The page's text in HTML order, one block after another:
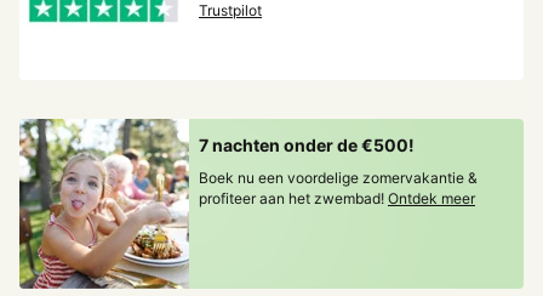
Trustpilot
7 nachten onder de €500!
Boek nu een voordelige zomervakantie &
profiteer aan het zwembad! Ontdek meer